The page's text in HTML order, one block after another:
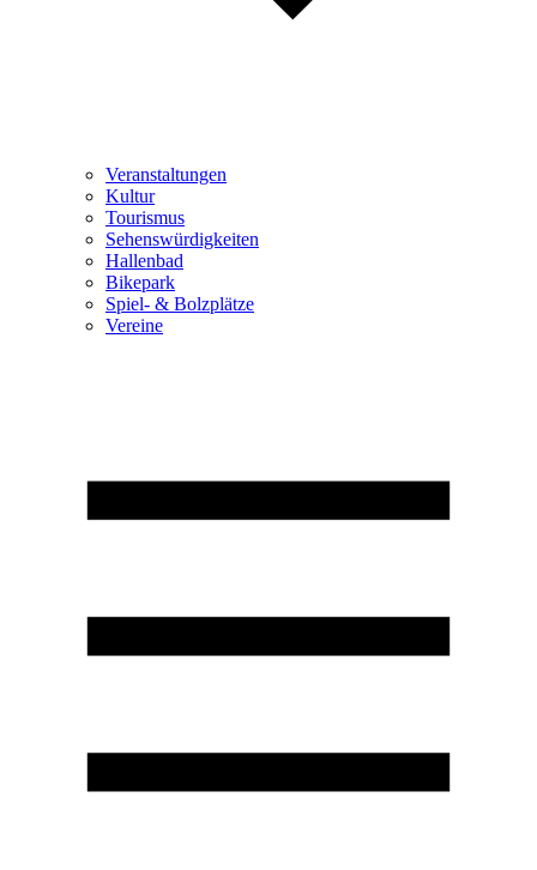
Veranstaltungen
Kultur
Tourismus
Sehenswürdigkeiten
Hallenbad
Bikepark
Spiel- & Bolzplätze
Vereine